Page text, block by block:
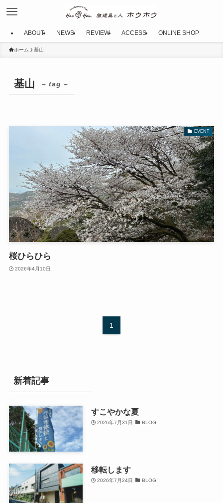
ABOUT NEWS REVIEW ACCESS ONLINE SHOP
ホーム 基山
基山 – tag –
EVENT
桜ひらひら
2026年4月10日
1
新着記事
すこやかな夏
2026年7月31日 BLOG
移転します
2026年7月24日 BLOG